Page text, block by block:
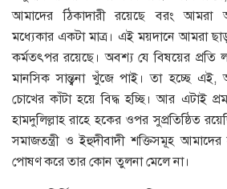
আমাদের ঠিকাদারী রয়েছে বরং আমরা
মধ্যেকার একটা মাত্র। এই ময়দানে আমরা
কর্মতৎপর রয়েছে। অবশ্য যে বিষয়ের প্রতি
মানসিক সান্ত্বনা খুঁজে পাই। তা হচ্ছে
চোখের কাঁটা হয়ে বিদ্ধ হচ্ছি। আর এটাই
হামদুলিল্লাহ রাহে হকের ওপর সুপ্রতিষ্ঠিত
সমাজতন্ত্রী ও ইহুদীবাদী শক্তিসমূহ আমাদের
পোষণ করে তার কোন তুলনা মেলে না।